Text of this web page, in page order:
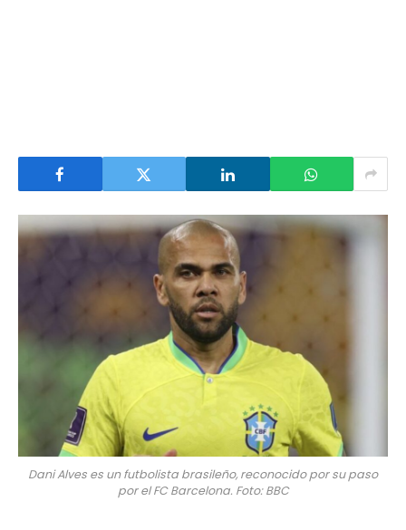
Dani Alves es un futbolista brasileño, reconocido por su paso
por el FC Barcelona. Foto: BBC